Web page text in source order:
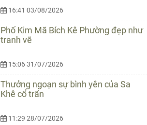
16:41 03/08/2026
Phố Kim Mã Bích Kê Phường đẹp như
tranh vẽ
15:06 31/07/2026
Thưởng ngoạn sự bình yên của Sa
Khê cổ trấn
11:29 28/07/2026